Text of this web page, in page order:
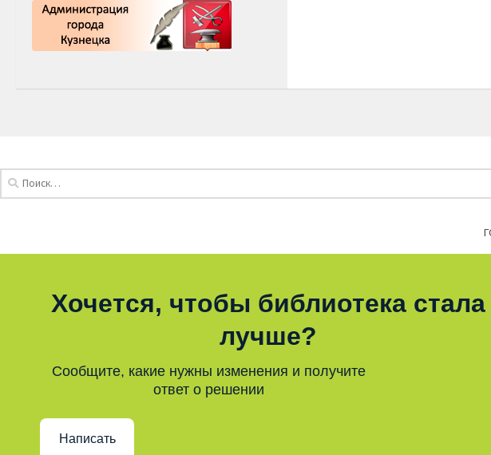
Хочется, чтобы библиотека стала
лучше?
Сообщите, какие нужны изменения и получите
ответ о решении
Написать